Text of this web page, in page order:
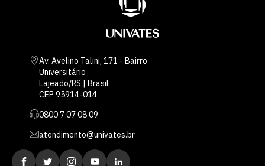
Av. Avelino Talini, 171 - Bairro
Universitário
Lajeado/RS | Brasil
CEP 95914-014
0800 7 07 08 09
atendimento@univates.br